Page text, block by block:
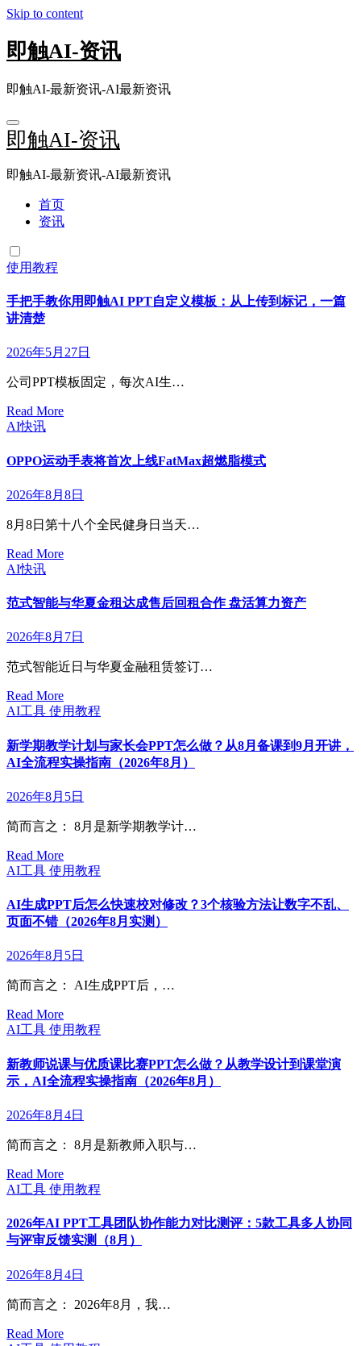
Skip to content
即触AI-资讯
即触AI-最新资讯-AI最新资讯
即触AI-资讯
即触AI-最新资讯-AI最新资讯
首页
资讯
使用教程
手把手教你用即触AI PPT自定义模板：从上传到标记，一篇
讲清楚
2026年5月27日
公司PPT模板固定，每次AI生…
Read More
AI快讯
OPPO运动手表将首次上线FatMax超燃脂模式
2026年8月8日
8月8日第十八个全民健身日当天…
Read More
AI快讯
范式智能与华夏金租达成售后回租合作 盘活算力资产
2026年8月7日
范式智能近日与华夏金融租赁签订…
Read More
AI工具 使用教程
新学期教学计划与家长会PPT怎么做？从8月备课到9月开讲，
AI全流程实操指南（2026年8月）
2026年8月5日
简而言之： 8月是新学期教学计…
Read More
AI工具 使用教程
AI生成PPT后怎么快速校对修改？3个核验方法让数字不乱、
页面不错（2026年8月实测）
2026年8月5日
简而言之： AI生成PPT后，…
Read More
AI工具 使用教程
新教师说课与优质课比赛PPT怎么做？从教学设计到课堂演
示，AI全流程实操指南（2026年8月）
2026年8月4日
简而言之： 8月是新教师入职与…
Read More
AI工具 使用教程
2026年AI PPT工具团队协作能力对比测评：5款工具多人协同
与评审反馈实测（8月）
2026年8月4日
简而言之： 2026年8月，我…
Read More